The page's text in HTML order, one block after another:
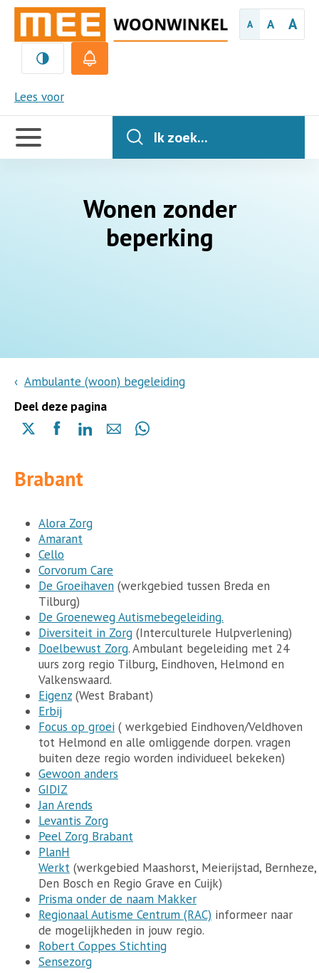
A A A
Lees voor
MEE
Handige
links
Ik zoek...
Wonen zonder
beperking
Ambulante (woon) begeleiding
Deel deze pagina
Delen
(opent
in
nieuwe
pagina)
Delen
(opent
in
nieuwe
pagina)
Delen
(opent
in
nieuwe
pagina)
Delen Delen
Brabant
Alora Zorg
Amarant
Cello
Corvorum Care
De Groeihaven (werkgebied tussen Breda en
Tilburg)
De Groeneweg Autismebegeleiding.
Diversiteit in Zorg (Interculturele Hulpverlening)
Doelbewust Zorg. Ambulant begeleiding met 24
uurs zorg regio Tilburg, Eindhoven, Helmond en
Valkenswaard.
Eigenz (West Brabant)
Erbij
Focus op groei ( werkgebied Eindhoven/Veldhoven
tot Helmond en alle omliggende dorpen. vragen
buiten deze regio worden individueel bekeken)
Gewoon anders
GIDIZ
Jan Arends
Levantis Zorg
Peel Zorg Brabant
PlanH
Werkt (werkgebied Maashorst, Meierijstad,
Den Bosch en Regio Grave en Cuijk)
Prisma onder de naam Makker
Regionaal Autisme Centrum (RAC) informeer naar
de mogelijkheden in jouw regio.
Robert Coppes Stichting
Sensezorg